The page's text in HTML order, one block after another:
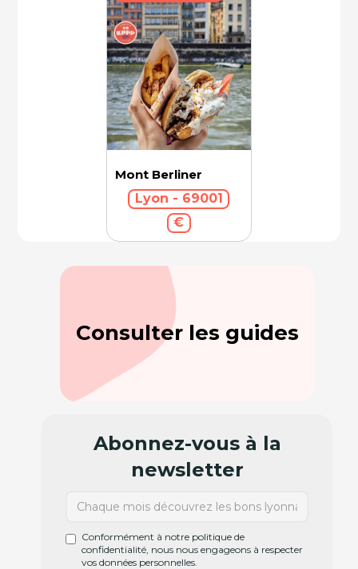
Mont Berliner
Lyon - 69001
€
Consulter les guides
Abonnez-vous à la
newsletter
Conformément à notre politique de
confidentialité, nous nous engageons à respecter
vos données personnelles.